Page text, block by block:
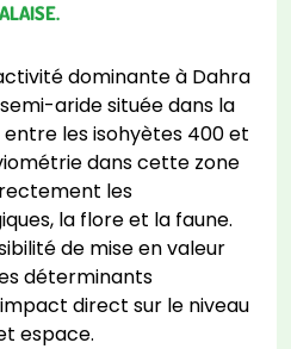
dominante à Dahra
aride située dans la
les isohyètes 400 et
dans cette zone
les
la flore et la faune.
de mise en valeur
déterminants
direct sur le niveau
espace.